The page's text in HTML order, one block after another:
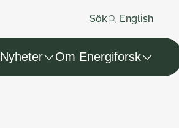
Sök English
Nyheter Om Energiforsk